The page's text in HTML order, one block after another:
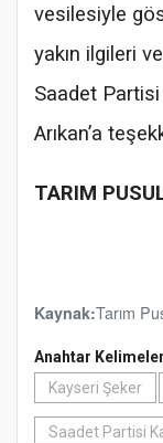
vesilesiyle
yakın ilgileri
Saadet Partisi
Arıkan’a
TARIM
Kaynak:Tarım
Anahtar
Kayseri Şeker
Saadet Partisi